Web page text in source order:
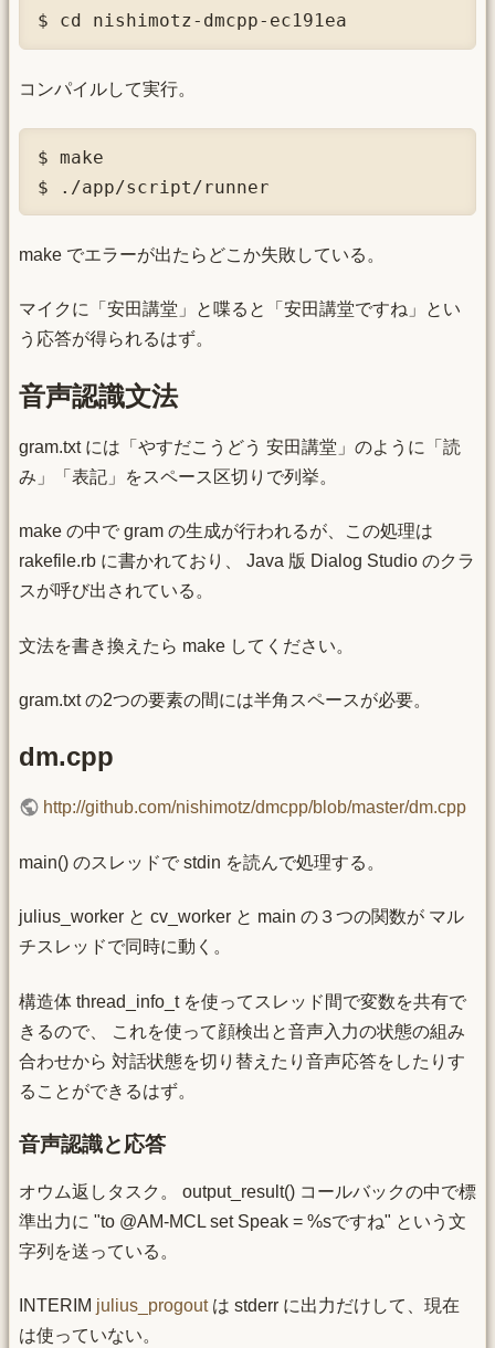
$ cd nishimotz-dmcpp-ec191ea
コンパイルして実行。
$ make
$ ./app/script/runner
make でエラーが出たらどこか失敗している。
マイクに「安田講堂」と喋ると「安田講堂ですね」とい
う応答が得られるはず。
音声認識文法
gram.txt には「やすだこうどう 安田講堂」のように「読
み」「表記」をスペース区切りで列挙。
make の中で gram の生成が行われるが、この処理は
rakefile.rb に書かれており、 Java 版 Dialog Studio のクラ
スが呼び出されている。
文法を書き換えたら make してください。
gram.txt の2つの要素の間には半角スペースが必要。
dm.cpp
http://github.com/nishimotz/dmcpp/blob/master/dm.cpp
main() のスレッドで stdin を読んで処理する。
julius_worker と cv_worker と main の３つの関数が マル
チスレッドで同時に動く。
構造体 thread_info_t を使ってスレッド間で変数を共有で
きるので、 これを使って顔検出と音声入力の状態の組み
合わせから 対話状態を切り替えたり音声応答をしたりす
ることができるはず。
音声認識と応答
オウム返しタスク。 output_result() コールバックの中で標
準出力に "to @AM-MCL set Speak = %sですね" という文
字列を送っている。
INTERIM julius_progoutは stderr に出力だけして、現在
は使っていない。